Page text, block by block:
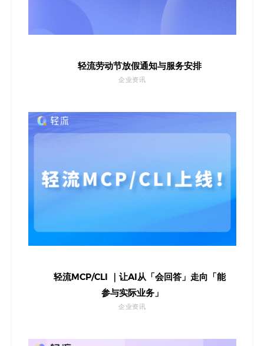
轻流劳动节放假通知与服务安排
企业资讯
轻流MCP/CLI ｜让AI从「会回答」走向「能
参与实际业务」
企业资讯